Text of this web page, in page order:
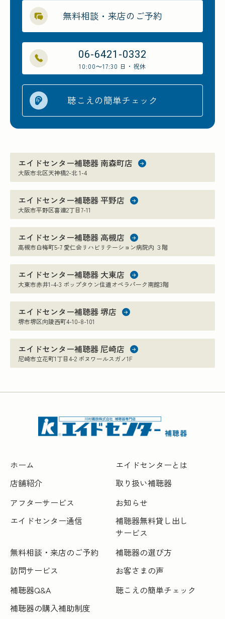
無料相談・来店のご予約
06-6421-0332
10:00～17:30 日・祝休
聴こえの簡単チェック
エイドセンター補聴器 南森町店
大阪市北区天神橋2-北 1-4
エイドセンター補聴器 平野店
大阪市平野区喜連2丁目7-11
エイドセンター補聴器 高槻店
高槻市白梅町5-7 愛仁会リハビリテーション病院内 ３階
エイドセンター補聴器 大東店
大東市赤井1-4-3 ポップタウン住道オペラパーク南館3階
エイドセンター補聴器 堺店
堺市堺区向陵西町4-10-8-101
エイドセンター補聴器 尼崎店
尼崎市立花町1丁目4-2 ボヌワールスガノ1F
ホーム
エイドセンターとは
店舗紹介
取り扱い補聴器
アフターサービス
お知らせ
エイドセンター通信
補聴器無料貸し出し
サービス
無料相談・来店のご予約
補聴器の選び方
訪問サービス
お客さまの声
補聴器Q&A
聴こえの簡単チェック
補聴器の購入補助制度